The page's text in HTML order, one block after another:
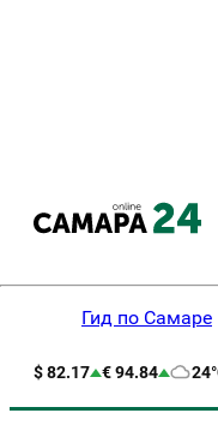
Гид по Самаре
$ 82.17 € 94.84